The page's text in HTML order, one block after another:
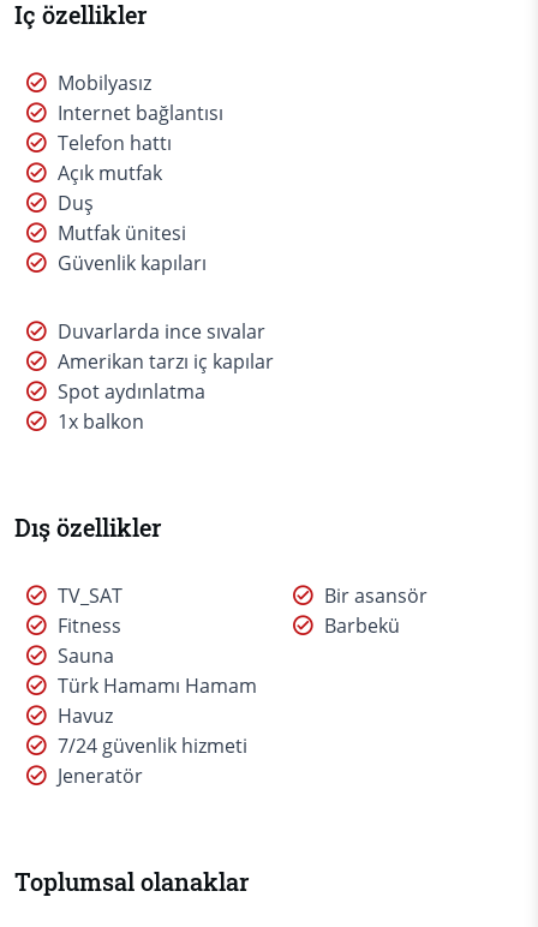
Iç özellikler
Mobilyasız
Internet bağlantısı
Telefon hattı
Açık mutfak
Duş
Mutfak ünitesi
Güvenlik kapıları
Duvarlarda ince sıvalar
Amerikan tarzı iç kapılar
Spot aydınlatma
1x balkon
Dış özellikler
TV_SAT
Fitness
Sauna
Türk Hamamı Hamam
Havuz
7/24 güvenlik hizmeti
Jeneratör
Bir asansör
Barbekü
Toplumsal olanaklar